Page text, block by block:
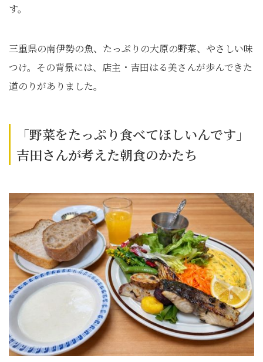
す。
三重県の南伊勢の魚、たっぷりの大原の野菜、やさしい味
つけ。その背景には、店主・吉田はる美さんが歩んできた
道のりがありました。
「野菜をたっぷり食べてほしいんです」
吉田さんが考えた朝食のかたち